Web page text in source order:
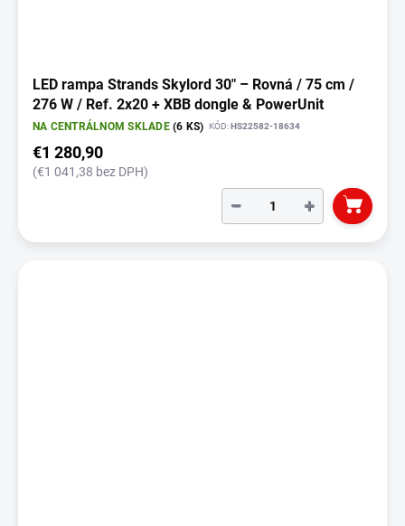
LED rampa Strands Skylord 30" – Rovná / 75 cm /
276 W / Ref. 2x20 + XBB dongle & PowerUnit
NA CENTRÁLNOM SKLADE(6 KS) KÓD:HS22582-18634
€1 280,90
(€1 041,38 bez DPH)
+
−